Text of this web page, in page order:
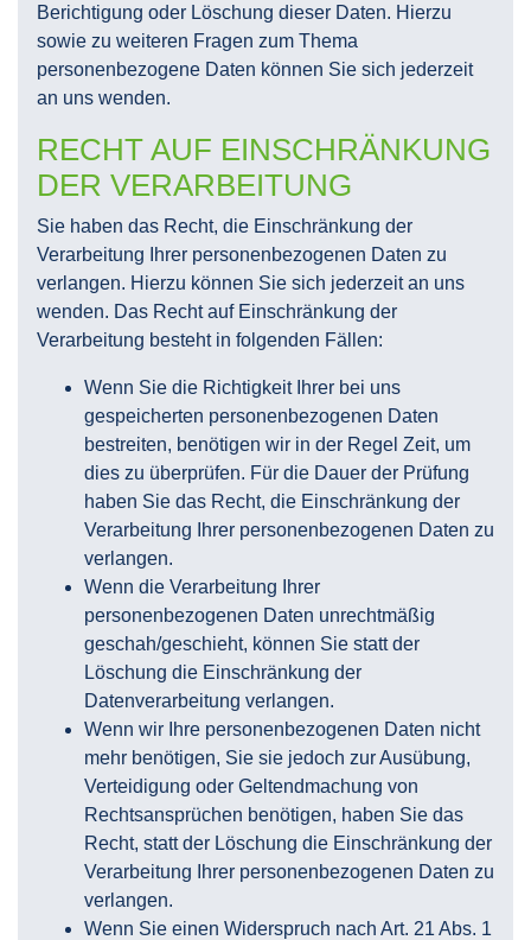
Berichtigung oder Löschung dieser Daten. Hierzu
sowie zu weiteren Fragen zum Thema
personenbezogene Daten können Sie sich jederzeit
an uns wenden.
RECHT AUF EINSCHRÄNKUNG
DER VERARBEITUNG
Sie haben das Recht, die Einschränkung der
Verarbeitung Ihrer personenbezogenen Daten zu
verlangen. Hierzu können Sie sich jederzeit an uns
wenden. Das Recht auf Einschränkung der
Verarbeitung besteht in folgenden Fällen:
Wenn Sie die Richtigkeit Ihrer bei uns
gespeicherten personenbezogenen Daten
bestreiten, benötigen wir in der Regel Zeit, um
dies zu überprüfen. Für die Dauer der Prüfung
haben Sie das Recht, die Einschränkung der
Verarbeitung Ihrer personenbezogenen Daten zu
verlangen.
Wenn die Verarbeitung Ihrer
personenbezogenen Daten unrechtmäßig
geschah/geschieht, können Sie statt der
Löschung die Einschränkung der
Datenverarbeitung verlangen.
Wenn wir Ihre personenbezogenen Daten nicht
mehr benötigen, Sie sie jedoch zur Ausübung,
Verteidigung oder Geltendmachung von
Rechtsansprüchen benötigen, haben Sie das
Recht, statt der Löschung die Einschränkung der
Verarbeitung Ihrer personenbezogenen Daten zu
verlangen.
Wenn Sie einen Widerspruch nach Art. 21 Abs. 1